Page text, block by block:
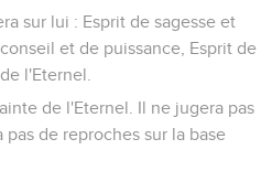
sur lui : Esprit de sagesse et
et de puissance, Esprit de
l'Eternel.
de l'Eternel. Il ne jugera pas
pas de reproches sur la base